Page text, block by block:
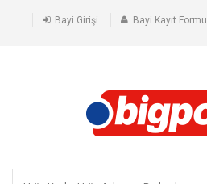
Bayi Girişi Bayi Kayıt Formu